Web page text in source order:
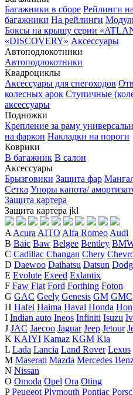
Багажники в сборе Рейлинги
багажники На рейлинги
Боксы на крышу серии
«DISCOVERY» Аксессуары
Автоподлокотники
Автоподлокотники
Квадроциклы
Аксессуары для снегоходов
колесных арок Ступичные
аксессуары
Подножки
Крепление за раму
на фаркоп Накладки на пороги
Коврики
В багажник В салон
Аксессуары
Брызговики Защита фар
Сетка Упоры капота/
Защита картера
Защита картера jkl
A Acura AITO Alfa Romeo Audi
B Baic Baw Belgee Bentley
C Cadillac Changan Chery
D Daewoo Daihatsu Datsun
E Evolute Exeed Exlantix
F Faw Fiat Ford Forthing Foton
G GAC Geely Genesis GM GMC
H Hafei Haima Haval Honda
I Indian auto Ineos Infiniti Isuzu
J JAC Jaecoo Jaguar Jeep Jetour
K KAIYI Kamaz KGM Kia
L Lada Lancia Land Rover Lexus
M Maserati Mazda Mercedes
N Nissan
O Omoda Opel Ora Oting
P Peugeot Plymouth Pontiac